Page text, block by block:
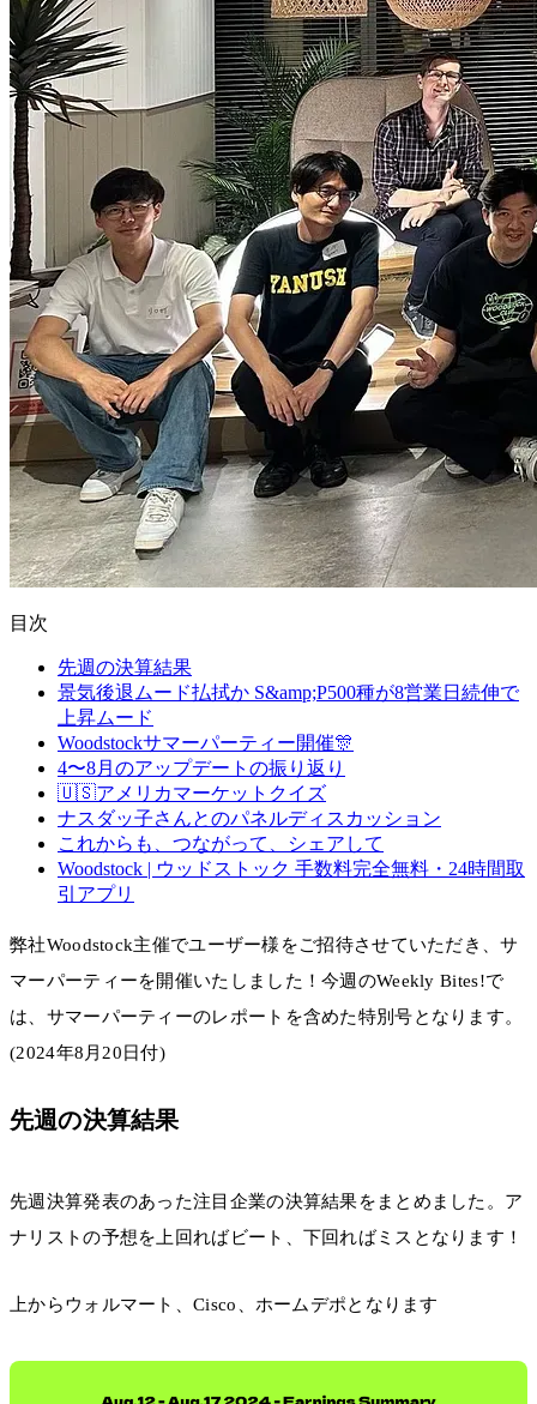
目次
先週の決算結果
景気後退ムード払拭か S&amp;P500種が8営業日続伸で
上昇ムード
Woodstockサマーパーティー開催🎊
4〜8月のアップデートの振り返り
🇺🇸アメリカマーケットクイズ
ナスダッ子さんとのパネルディスカッション
これからも、つながって、シェアして
Woodstock | ウッドストック 手数料完全無料・24時間取
引アプリ
弊社Woodstock主催でユーザー様をご招待させていただき、サ
マーパーティーを開催いたしました！今週のWeekly Bites!で
は、サマーパーティーのレポートを含めた特別号となります。
(2024年8月20日付)
先週の決算結果
先週決算発表のあった注目企業の決算結果をまとめました。ア
ナリストの予想を上回ればビート、下回ればミスとなります！
上からウォルマート、Cisco、ホームデポとなります